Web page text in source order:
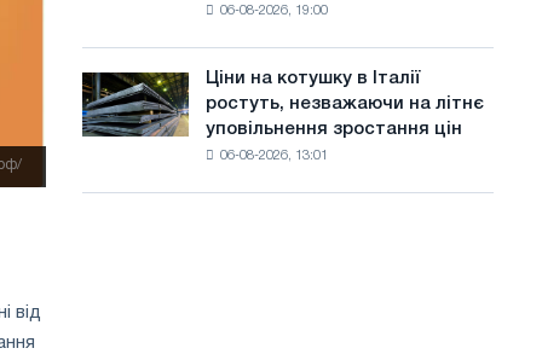
від
липні
з
року
06-08-2026, 19:00
Ціни
на
котушку
Ціни на котушку в Італії
ростуть, незважаючи на літнє
уповільнення зростання цін
06-08-2026, 13:01